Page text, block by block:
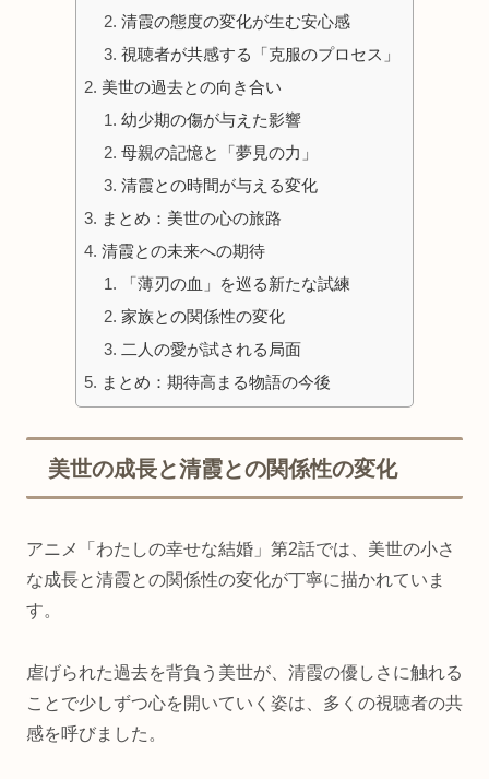
清霞の態度の変化が生む安心感
視聴者が共感する「克服のプロセス」
美世の過去との向き合い
幼少期の傷が与えた影響
母親の記憶と「夢見の力」
清霞との時間が与える変化
まとめ：美世の心の旅路
清霞との未来への期待
「薄刃の血」を巡る新たな試練
家族との関係性の変化
二人の愛が試される局面
まとめ：期待高まる物語の今後
美世の成長と清霞との関係性の変化
アニメ「わたしの幸せな結婚」第2話では、美世の小さ
な成長と清霞との関係性の変化が丁寧に描かれていま
す。
虐げられた過去を背負う美世が、清霞の優しさに触れる
ことで少しずつ心を開いていく姿は、多くの視聴者の共
感を呼びました。